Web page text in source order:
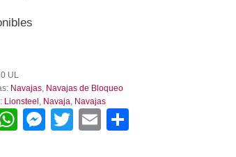
UL
Navajas Navajas de Bloqueo
Lionsteel Navaja Navajas
WhatsApp
Messenger
TwitterEmail